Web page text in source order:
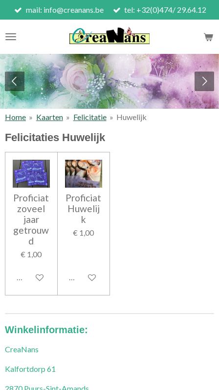
direct
naar
hoofdinhoud
mail: info@creanans.be tel: +32(0)474/ 29.64.12
Home » Kaarten » Felicitatie » Huwelijk
Felicitaties Huwelijk
Proficiat
zoveel
jaar
getrouw
d
€ 1,00
Bekijk details
Proficiat
Huwelij
k
€ 1,00
In winkelwagen
Winkelinformatie:
CreaNans
Kalfortdorp 61